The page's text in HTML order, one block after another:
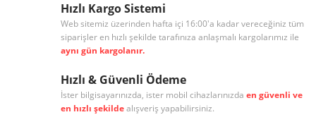
Hızlı Kargo Sistemi
Web sitemiz üzerinden hafta içi 16:00'a kadar vereceğiniz tüm
siparişler en hızlı şekilde tarafınıza anlaşmalı kargolarımız ile
aynı gün kargolanır.
Hızlı & Güvenli Ödeme
İster bilgisayarınızda, ister mobil cihazlarınızda en güvenli ve
en hızlı şekildealışveriş yapabilirsiniz.